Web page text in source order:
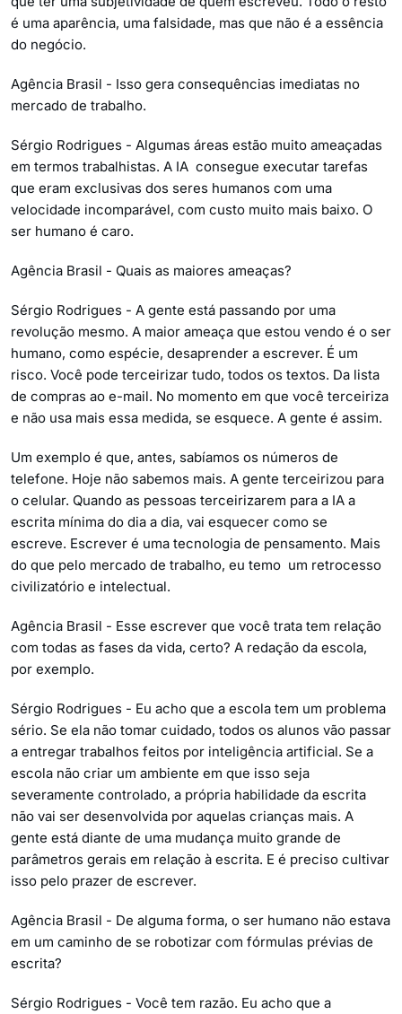
é uma aparência, uma falsidade, mas que não é a essência
do negócio.
Agência Brasil - Isso gera consequências imediatas no
mercado de trabalho.
Sérgio Rodrigues - Algumas áreas estão muito ameaçadas
em termos trabalhistas. A IA consegue executar tarefas
que eram exclusivas dos seres humanos com uma
velocidade incomparável, com custo muito mais baixo. O
ser humano é caro.
Agência Brasil - Quais as maiores ameaças?
Sérgio Rodrigues - A gente está passando por uma
revolução mesmo. A maior ameaça que estou vendo é o ser
humano, como espécie, desaprender a escrever. É um
risco. Você pode terceirizar tudo, todos os textos. Da lista
de compras ao e-mail. No momento em que você terceiriza
e não usa mais essa medida, se esquece. A gente é assim.
Um exemplo é que, antes, sabíamos os números de
telefone. Hoje não sabemos mais. A gente terceirizou para
o celular. Quando as pessoas terceirizarem para a IA a
escrita mínima do dia a dia, vai esquecer como se
escreve. Escrever é uma tecnologia de pensamento. Mais
do que pelo mercado de trabalho, eu temo um retrocesso
civilizatório e intelectual.
Agência Brasil - Esse escrever que você trata tem relação
com todas as fases da vida, certo? A redação da escola,
por exemplo.
Sérgio Rodrigues - Eu acho que a escola tem um problema
sério. Se ela não tomar cuidado, todos os alunos vão passar
a entregar trabalhos feitos por inteligência artificial. Se a
escola não criar um ambiente em que isso seja
severamente controlado, a própria habilidade da escrita
não vai ser desenvolvida por aquelas crianças mais. A
gente está diante de uma mudança muito grande de
parâmetros gerais em relação à escrita. E é preciso cultivar
isso pelo prazer de escrever.
Agência Brasil - De alguma forma, o ser humano não estava
em um caminho de se robotizar com fórmulas prévias de
escrita?
Sérgio Rodrigues - Você tem razão. Eu acho que a